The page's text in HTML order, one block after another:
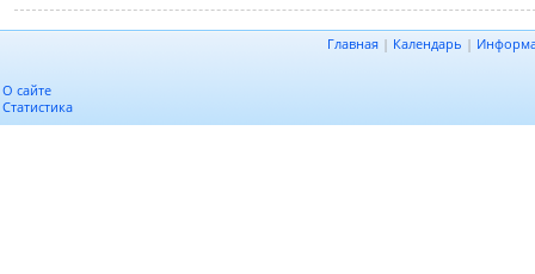
Главная | Календарь |
О сайте
Статистика